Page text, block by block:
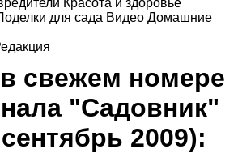
Красота и здоровье
для сада Видео Домашние
свежем номере
"Садовник"
2009):